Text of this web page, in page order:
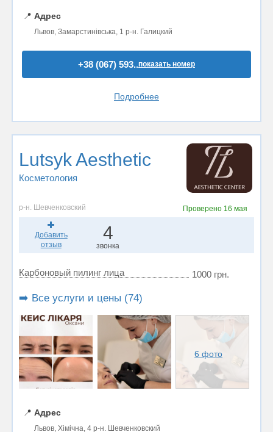
📍 Адрес
Львов, Замарстинівська, 1 р-н. Галицкий
+38 (067) 593..показать номер
Подробнее
Lutsyk Aesthetic
Косметология
р-н. Шевченковский Проверено 16 мая
Добавить
отзыв
4
звонка
Карбоновый пилинг лица 1000 грн.
➡️ Все услуги и цены (74)
6 фото
📍 Адрес
Львов, Хімічна, 4 р-н. Шевченковский